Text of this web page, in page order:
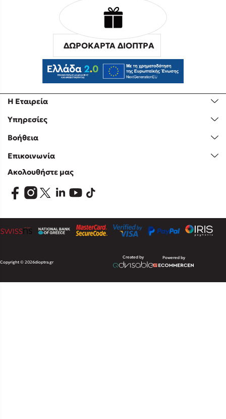
Η Εταιρεία
Υπηρεσίες
Βοήθεια
Επικοινωνία
ΔΩΡΟΚΑΡΤΑ ΔΙΟΠΤΡΑ
Ακολουθήστε μας
Copyright © 2026dioptra.gr
Created by Powered by